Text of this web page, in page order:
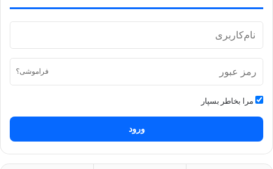
فراموشی؟
مرا بخاطر بسپار
ورود